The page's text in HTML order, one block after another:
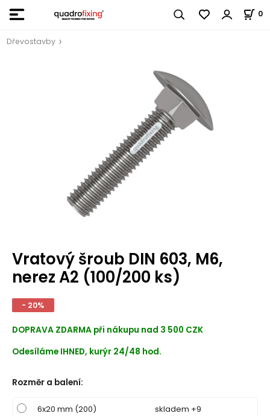
0
Dřevostavby
Vratový šroub DIN 603, M6,
nerez A2 (100/200 ks)
- 20%
DOPRAVA ZDARMA při nákupu nad 3 500 CZK
Odesíláme IHNED, kurýr 24/48 hod.
Rozměr a balení:
6x20 mm (200) skladem +9